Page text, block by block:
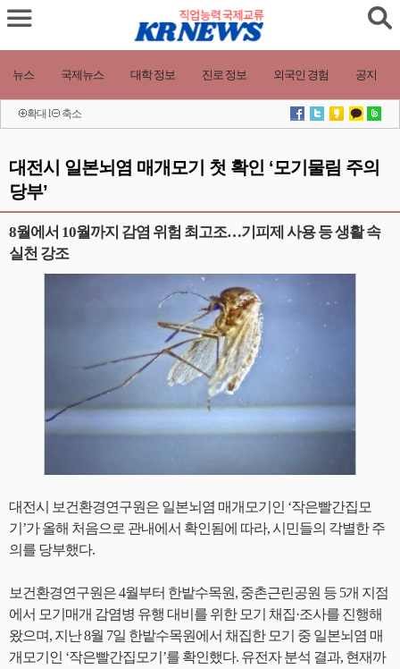
뉴스 국제뉴스 대학 정보 진로 정보 외국인 경험 공지
확대 l 축소
대전시 일본뇌염 매개모기 첫 확인 ‘모기물림 주의
당부’
8월에서 10월까지 감염 위험 최고조…기피제 사용 등 생활 속
실천 강조
대전시 보건환경연구원은 일본뇌염 매개모기인 ‘작은빨간집모
기’가 올해 처음으로 관내에서 확인됨에 따라, 시민들의 각별한 주
의를 당부했다.
보건환경연구원은 4월부터 한밭수목원, 중촌근린공원 등 5개 지점
에서 모기매개 감염병 유행 대비를 위한 모기 채집·조사를 진행해
왔으며, 지난 8월 7일 한밭수목원에서 채집한 모기 중 일본뇌염 매
개모기인 ‘작은빨간집모기’를 확인했다. 유전자 분석 결과, 현재까